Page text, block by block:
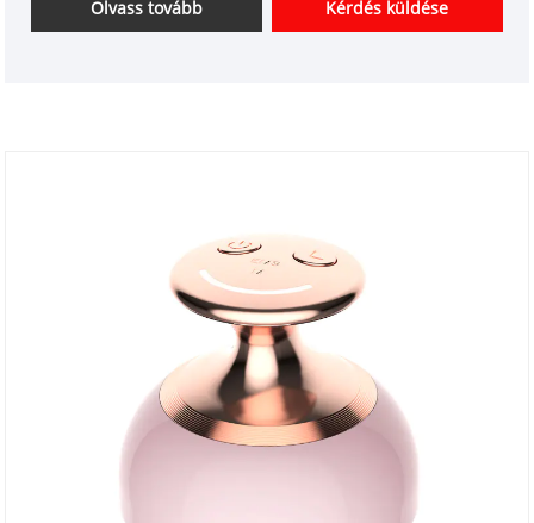
Olvass tovább Kérdés küldése